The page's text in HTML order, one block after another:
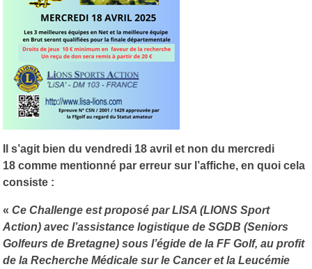
Il s’agit bien du vendredi 18 avril et non du mercredi
18 comme mentionné par erreur sur l’affiche, en quoi cela
consiste :
« Ce Challenge est proposé par LISA (LIONS Sport
Action) avec l’assistance logistique de SGDB (Seniors
Golfeurs de Bretagne) sous l’égide de la FF Golf, au profit
de la Recherche Médicale sur le Cancer et la Leucémie